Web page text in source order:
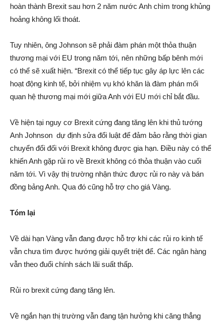
hoàn thành Brexit sau hơn 2 năm nước Anh chìm trong khủng
hoảng không lối thoát.
Tuy nhiên, ông Johnson sẽ phải đàm phán một thỏa thuận
thương mại với EU trong năm tới, nên những bấp bênh mới
có thể sẽ xuất hiện. “Brexit có thể tiếp tục gây áp lực lên các
hoạt động kinh tế, bởi nhiệm vụ khó khăn là đàm phán mối
quan hệ thương mại mới giữa Anh với EU mới chỉ bắt đầu.
Về hiện tại nguy cơ Brexit cứng đang tăng lên khi thủ tướng
Anh Johnson dự định sửa đổi luật để đảm bảo rằng thời gian
chuyển đổi đối với Brexit không được gia hạn. Điều này có thể
khiến Anh gặp rủi ro về Brexit không có thỏa thuận vào cuối
năm tới. Vì vậy thị trường nhận thức được rủi ro này và bán
đồng bảng Anh. Qua đó cũng hỗ trợ cho giá Vàng.
Tóm lại
Về dài hạn Vàng vẫn đang được hỗ trợ khi các rủi ro kinh tế
vẫn chưa tìm được hướng giải quyết triệt để. Các ngân hàng
vẫn theo đuổi chính sách lãi suất thấp.
Rủi ro brexit cứng đang tăng lên.
Về ngắn hạn thị trường vẫn đang tận hưởng khi căng thẳng